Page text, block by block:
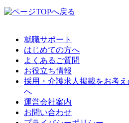
就職サポート
はじめての方へ
よくあるご質問
お役立ち情報
採用・介護求人掲載をお考
へ
運営会社案内
お問い合わせ